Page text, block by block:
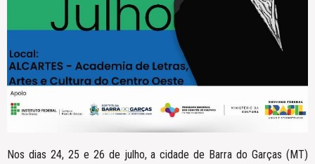
Nos dias 24, 25 e 26 de julho, a cidade de Barra do Garças (MT)